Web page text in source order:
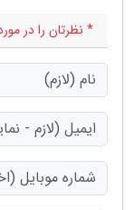
* نظرتان را در